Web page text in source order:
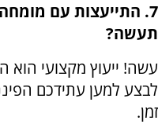
7. התייעצות עם
תעשה?
עשה! ייעוץ מקצועי
לבצע למען עתידכם
זמן.